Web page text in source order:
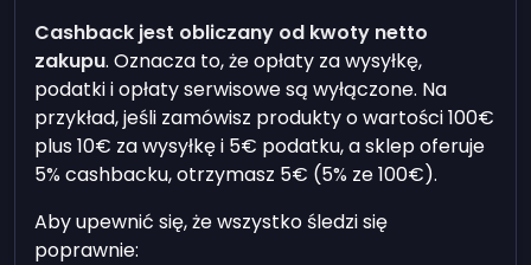
Cashback jest obliczany od kwoty netto
zakupu. Oznacza to, że opłaty za wysyłkę,
podatki i opłaty serwisowe są wyłączone. Na
przykład, jeśli zamówisz produkty o wartości 100€
plus 10€ za wysyłkę i 5€ podatku, a sklep oferuje
5% cashbacku, otrzymasz 5€ (5% ze 100€).
Aby upewnić się, że wszystko śledzi się
poprawnie: